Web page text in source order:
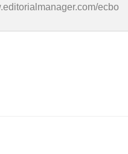
ecbo